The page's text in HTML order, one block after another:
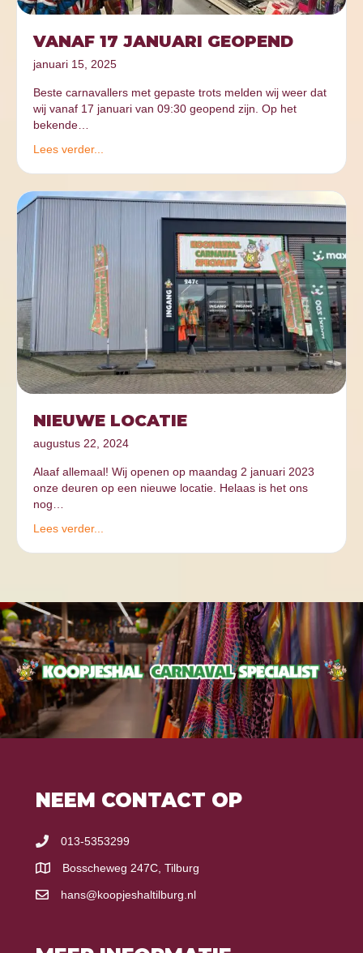
VANAF 17 JANUARI GEOPEND
januari 15, 2025
Beste carnavallers met gepaste trots melden wij weer dat
wij vanaf 17 januari van 09:30 geopend zijn. Op het
bekende…
Lees verder...
NIEUWE LOCATIE
augustus 22, 2024
Alaaf allemaal! Wij openen op maandag 2 januari 2023
onze deuren op een nieuwe locatie. Helaas is het ons
nog…
Lees verder...
NEEM CONTACT OP
013-5353299
Bosscheweg 247C, Tilburg
hans@koopjeshaltilburg.nl